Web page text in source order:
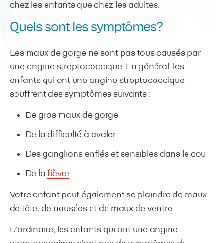
chez les enfants que chez les adultes.
Quels sont les symptômes?
Les maux de gorge ne sont pas tous causés par
une angine streptococcique. En général, les
enfants qui ont une angine streptococcique
souffrent des symptômes suivants :
De gros maux de gorge
De la difficulté à avaler
Des ganglions enflés et sensibles dans le cou
De la fièvre
Votre enfant peut également se plaindre de maux
de tête, de nausées et de maux de ventre.
D’ordinaire, les enfants qui ont une angine